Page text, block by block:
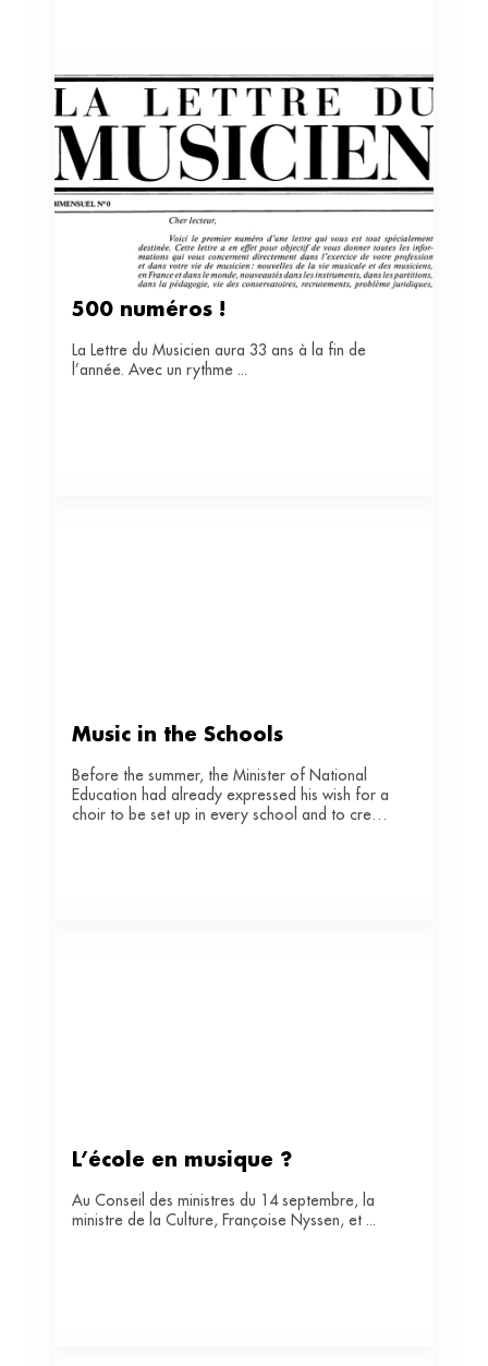
500 numéros !
La Lettre du Musicien aura 33 ans à la fin de
l’année. Avec un rythme ...
Music in the Schools
Before the summer, the Minister of National
Education had already expressed his wish for a
choir to be set up in every school and to create
L’école en musique ?
Au Conseil des ministres du 14 septembre, la
ministre de la Culture, Françoise Nyssen, et ...